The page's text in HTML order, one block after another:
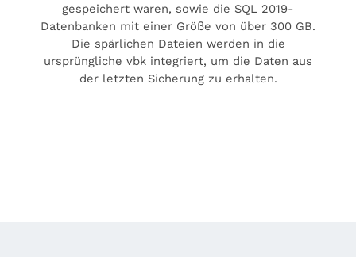
gespeichert waren, sowie die SQL 2019-
Datenbanken mit einer Größe von über 300 GB.
Die spärlichen Dateien werden in die
ursprüngliche vbk integriert, um die Daten aus
der letzten Sicherung zu erhalten.